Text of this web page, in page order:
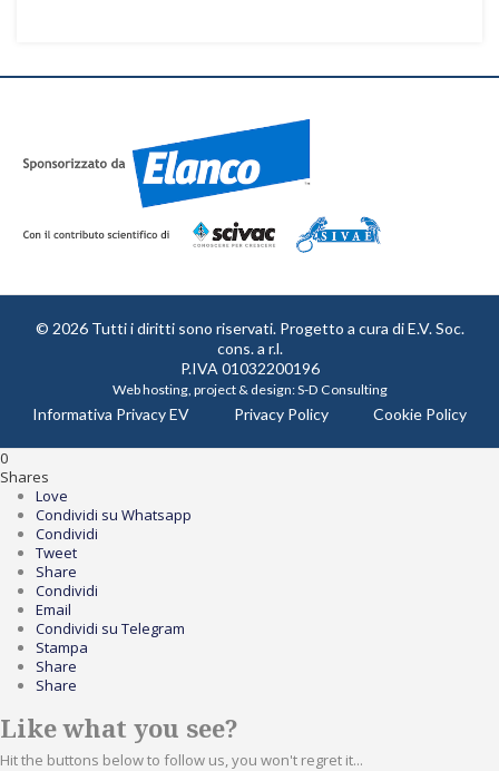
© 2026 Tutti i diritti sono riservati. Progetto a cura diE.V. Soc.
cons. a r.l.
P.IVA 01032200196
Web hosting, project & design:S-D Consulting
Informativa Privacy EV Privacy Policy Cookie Policy
0
Shares
Love
Condividi su Whatsapp
Condividi
Tweet
Share
Condividi
Email
Condividi su Telegram
Stampa
Share
Share
Like what you see?
Hit the buttons below to follow us, you won't regret it...